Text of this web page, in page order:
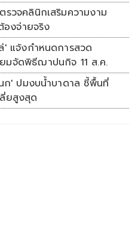
รวจคลินิกเสริมความงาม
องจ่ายจริง
' แจ้งกำหนดการสวด
มจัดพิธีฌาปนกิจ 11 ส.ค.
ก' ปมงบน้ำบาดาล ชี้พื้นที่
ลี่ยสูงสุด